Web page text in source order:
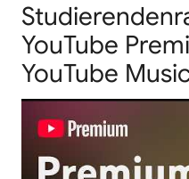
YouTube
YouTube